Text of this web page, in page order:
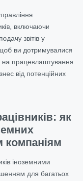
включаючи
звітів у
ви дотримувалися
на працевлаштування
від потенційних
як
компаніям
іноземними
для багатьох